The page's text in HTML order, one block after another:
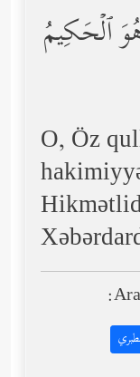
ٱلۡحَكِیمُ
O, Öz